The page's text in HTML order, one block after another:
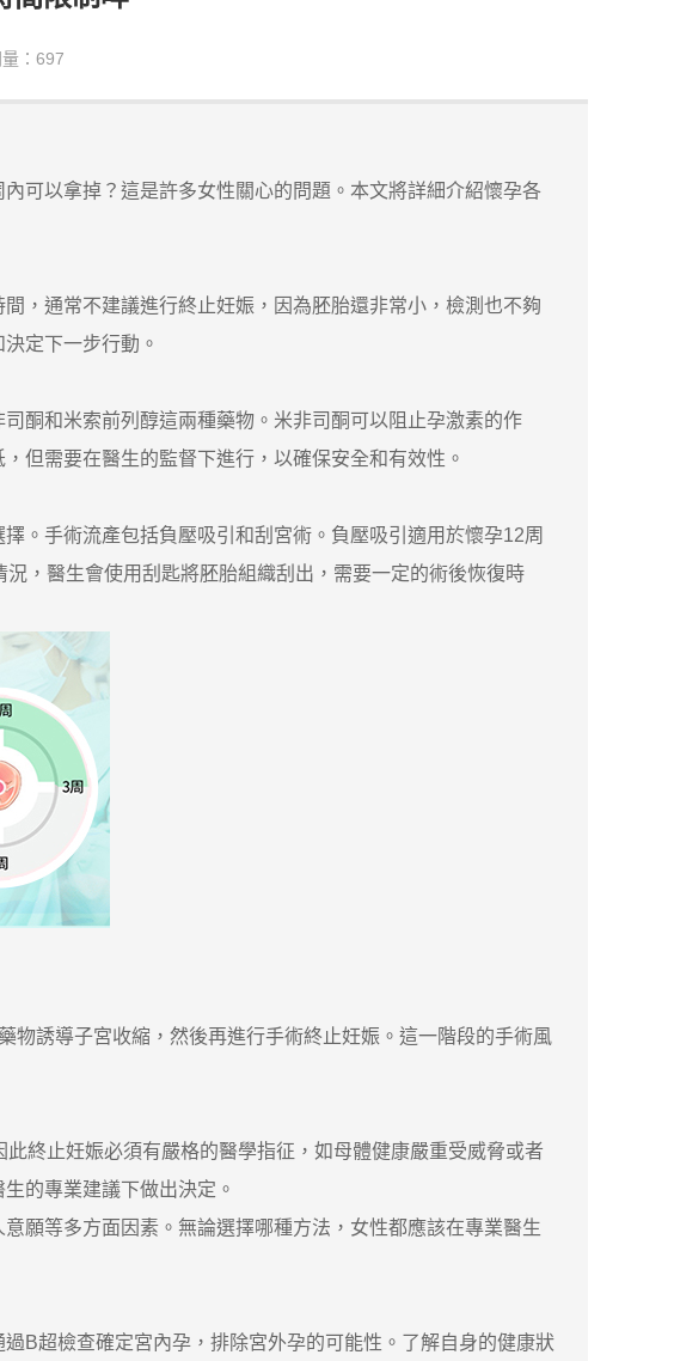
：697
內可以拿掉？這是許多女性關心的問題。本文將詳細介紹懷孕各
通常不建議進行終止妊娠，因為胚胎還非常小，檢測也不夠
定下一步行動。
酮和米索前列醇這兩種藥物。米非司酮可以阻止孕激素的作
但需要在醫生的監督下進行，以確保安全和有效性。
手術流產包括負壓吸引和刮宮術。負壓吸引適用於懷孕12周
，醫生會使用刮匙將胚胎組織刮出，需要一定的術後恢復時
誘導子宮收縮，然後再進行手術終止妊娠。這一階段的手術風
止妊娠必須有嚴格的醫學指征，如母體健康嚴重受威脅或者
的專業建議下做出決定。
等多方面因素。無論選擇哪種方法，女性都應該在專業醫生
超檢查確定宮內孕，排除宮外孕的可能性。了解自身的健康狀